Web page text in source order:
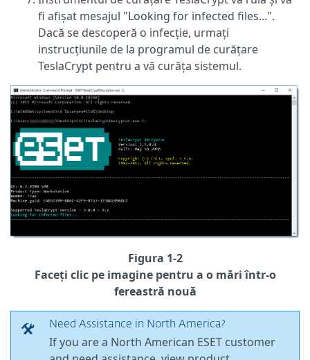
fi afișat mesajul "Looking for infected files...".
Dacă se descoperă o infecție, urmați
instrucțiunile de la programul de curățare
TeslaCrypt pentru a vă curăța sistemul.
Figura 1-2
Faceți clic pe imagine pentru a o mări într-o
fereastră nouă
Need Assistance in North America?
If you are a North American ESET customer